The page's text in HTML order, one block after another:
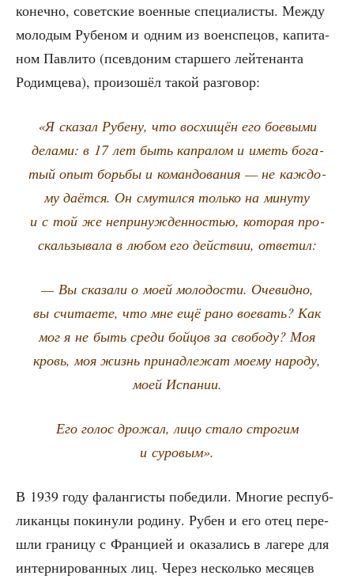
конеч­но, совет­ские воен­ные спе­ци­а­ли­сты. Меж­ду
моло­дым Рубе­ном и одним из воен­спе­цов, капи­та­
ном Пав­ли­то (псев­до­ним стар­ше­го лей­те­нан­та
Родим­це­ва), про­изо­шёл такой разговор:
«Я ска­зал Рубе­ну, что вос­хи­щён его бое­вы­ми
дела­ми: в 17 лет быть капра­лом и иметь бога­
тый опыт борь­бы и коман­до­ва­ния — не каж­до­
му даёт­ся. Он сму­тил­ся толь­ко на мину­ту
и с той же непри­нуж­ден­но­стью, кото­рая про­
скаль­зы­ва­ла в любом его дей­ствии, ответил:
— Вы ска­за­ли о моей моло­до­сти. Оче­вид­но,
вы счи­та­е­те, что мне ещё рано вое­вать? Как
мог я не быть сре­ди бой­цов за сво­бо­ду? Моя
кровь, моя жизнь при­над­ле­жат мое­му наро­ду,
моей Испании.
Его голос дро­жал, лицо ста­ло стро­гим
и суровым».
В 1939 году фалан­ги­сты побе­ди­ли. Мно­гие рес­пуб­
ли­кан­цы поки­ну­ли роди­ну. Рубен и его отец пере­
шли гра­ни­цу с Фран­ци­ей и ока­за­лись в лаге­ре для
интер­ни­ро­ван­ных лиц. Через несколь­ко меся­цев